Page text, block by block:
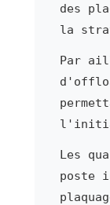
des
la
Par
Les
poste